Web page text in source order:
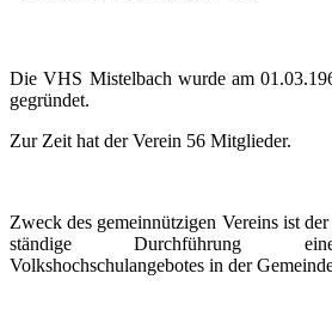
Die VHS Mistelbach wurde am
gegründet.
Zur Zeit hat der Verein 56 Mitglieder.
Zweck des gemeinnützigen Vereins ist
ständige Durchführung
Volkshochschulangebotes in der